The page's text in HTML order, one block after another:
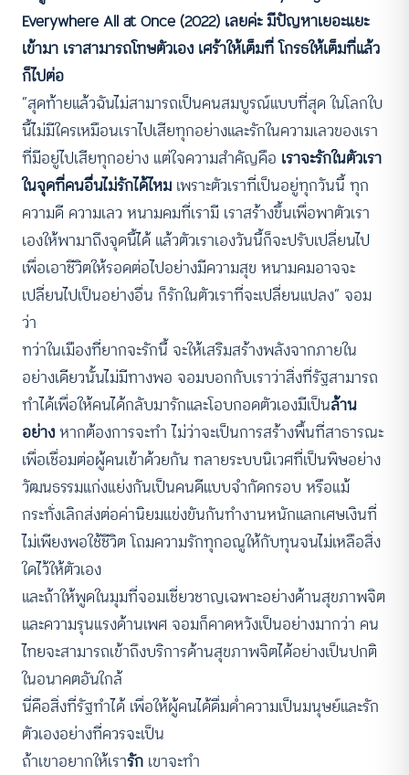
Everywhere All at Once (2022) เลยค่ะ มีปัญหาเยอะแยะ
เข้ามา เราสามารถโทษตัวเอง เศร้าให้เต็มที่ โกรธให้เต็มที่แล้ว
ก็ไปต่อ
“สุดท้ายแล้วฉันไม่สามารถเป็นคนสมบูรณ์แบบที่สุด ในโลกใบ
นี้ไม่มีใครเหมือนเราไปเสียทุกอย่างและรักในความเลวของเรา
ที่มีอยู่ไปเสียทุกอย่าง แต่ใจความสำคัญคือ เราจะรักในตัวเรา
ในจุดที่คนอื่นไม่รักได้ไหม เพราะตัวเราที่เป็นอยู่ทุกวันนี้ ทุก
ความดี ความเลว หนามคมที่เรามี เราสร้างขึ้นเพื่อพาตัวเรา
เองให้พามาถึงจุดนี้ได้ แล้วตัวเราเองวันนี้ก็จะปรับเปลี่ยนไป
เพื่อเอาชีวิตให้รอดต่อไปอย่างมีความสุข หนามคมอาจจะ
เปลี่ยนไปเป็นอย่างอื่น ก็รักในตัวเราที่จะเปลี่ยนแปลง” จอม
ว่า
ทว่าในเมืองที่ยากจะรักนี้ จะให้เสริมสร้างพลังจากภายใน
อย่างเดียวนั้นไม่มีทางพอ จอมบอกกับเราว่าสิ่งที่รัฐสามารถ
ทำได้เพื่อให้คนได้กลับมารักและโอบกอดตัวเองมีเป็นล้าน
อย่างหากต้องการจะทำ ไม่ว่าจะเป็นการสร้างพื้นที่สาธารณะ
เพื่อเชื่อมต่อผู้คนเข้าด้วยกัน ทลายระบบนิเวศที่เป็นพิษอย่าง
วัฒนธรรมแก่งแย่งกันเป็นคนดีแบบจำกัดกรอบ หรือแม้
กระทั่งเลิกส่งต่อค่านิยมแข่งขันกันทำงานหนักแลกเศษเงินที่
ไม่เพียงพอใช้ชีวิต โถมความรักทุกอณูให้กับทุนจนไม่เหลือสิ่ง
ใดไว้ให้ตัวเอง
และถ้าให้พูดในมุมที่จอมเชี่ยวชาญเฉพาะอย่างด้านสุขภาพจิต
และความรุนแรงด้านเพศ จอมก็คาดหวังเป็นอย่างมากว่า คน
ไทยจะสามารถเข้าถึงบริการด้านสุขภาพจิตได้อย่างเป็นปกติ
ในอนาคตอันใกล้
นี่คือสิ่งที่รัฐทำได้ เพื่อให้ผู้คนได้ดื่มด่ำความเป็นมนุษย์และรัก
ตัวเองอย่างที่ควรจะเป็น
ถ้าเขาอยากให้เรารัก เขาจะทำ